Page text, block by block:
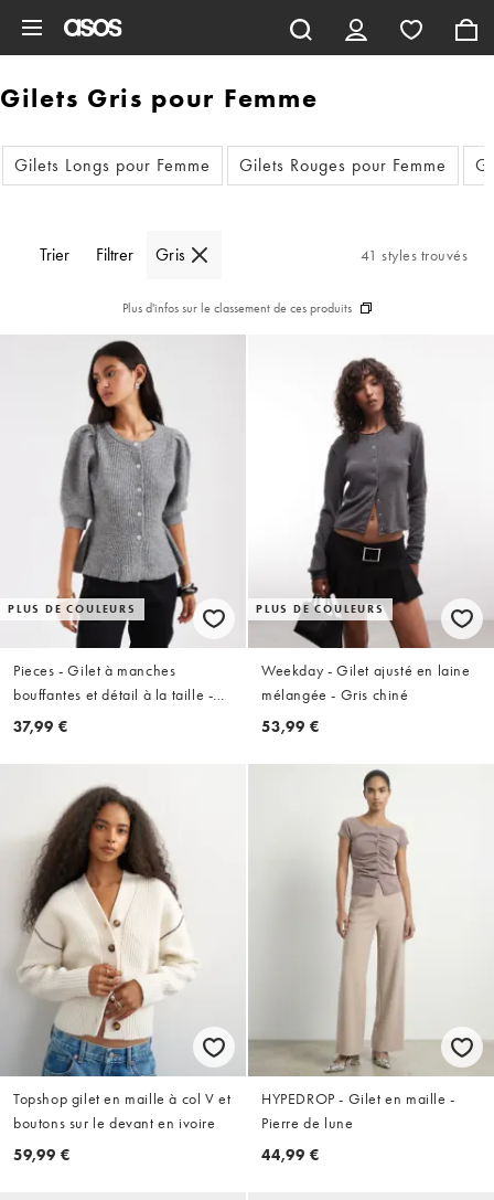
Gilets Gris pour Femme
Gilets Longs pour Femme Gilets Rouges pour Femme
Trier Filtrer Gris 41 styles trouvés
Plus d'infos sur le classement de ces produits
PLUS DE COULEURS
Pieces - Gilet à manches
bouffantes et détail à la taille -
Gris moyen chiné
37,99 €
PLUS DE COULEURS
Weekday - Gilet ajusté en laine
mélangée - Gris chiné
53,99 €
Topshop gilet en maille à col V et
boutons sur le devant en ivoire
59,99 €
HYPEDROP - Gilet en maille -
Pierre de lune
44,99 €